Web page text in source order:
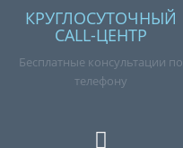
КРУГЛОСУТОЧНЫЙ
CALL-ЦЕНТР
Бесплатные консультации по
телефону